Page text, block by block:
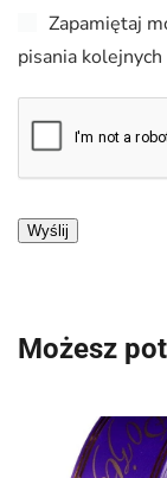
Zapamiętaj
pisania
Możesz